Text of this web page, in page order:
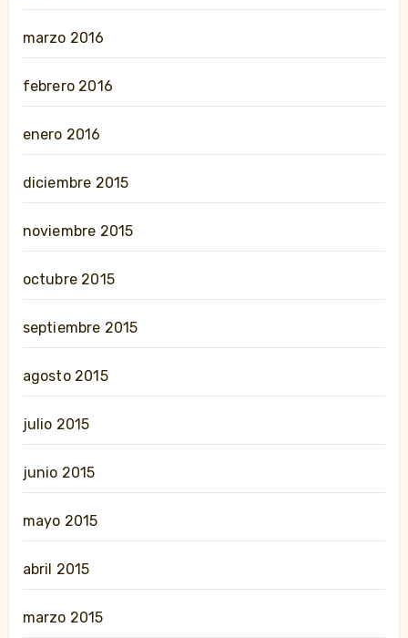
marzo 2016
febrero 2016
enero 2016
diciembre 2015
noviembre 2015
octubre 2015
septiembre 2015
agosto 2015
julio 2015
junio 2015
mayo 2015
abril 2015
marzo 2015